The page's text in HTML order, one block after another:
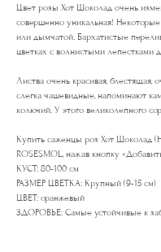
Цвет розы Хот Шоколад очень
совершенно уникальная!
или дымчатой. Бархатистые
цветках с волнистыми лепестками
Листва очень красивая, блестящая,
слегка чашевидные, напоминают
колючий. У этого великолепного
Купить саженцы роз Хот Шоколад
ROSESMOL, нажав кнопку
КУСТ: 80-100 см
РАЗМЕР ЦВЕТКА: Крупный (9-15 см)
ЦВЕТ: оранжевый
ЗДОРОВЬЕ: Самые устойчивые к